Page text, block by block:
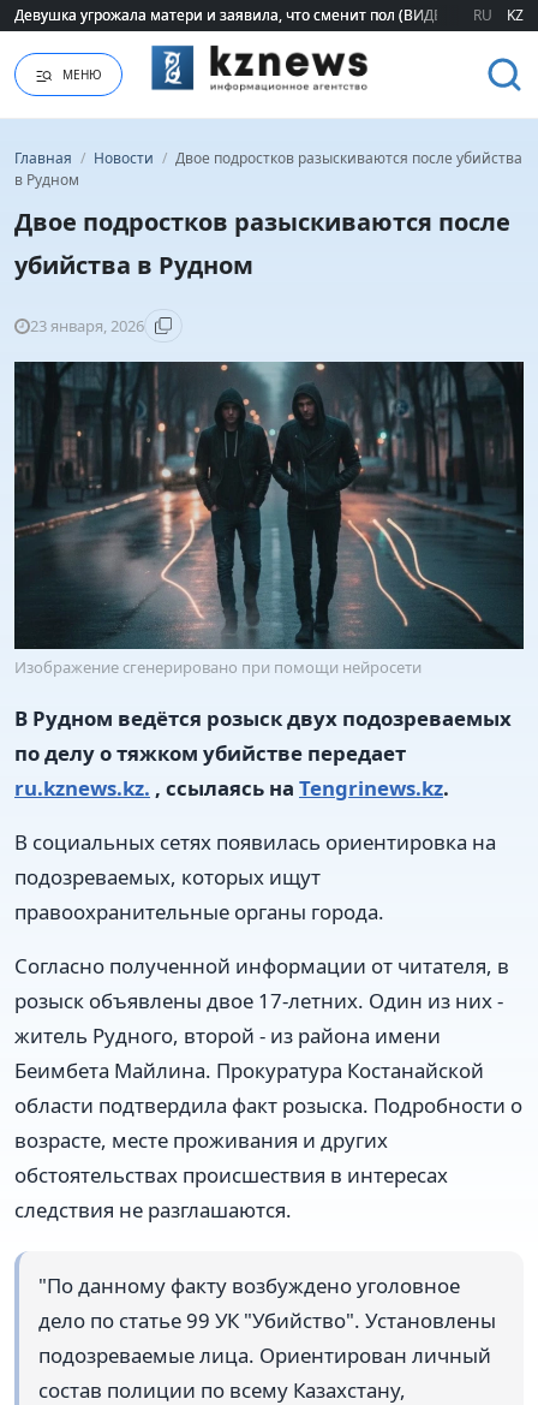
Девушка угрожала матери и заявила, что сменит пол (ВИДЕО)
Девушка угрожала матери и заявила, что сменит пол (ВИДЕО) RU KZ
МЕНЮ
Главная / Новости / Двое подростков разыскиваются после убийства
в Рудном
Двое подростков разыскиваются после
убийства в Рудном
23 января, 2026
Изображение сгенерировано при помощи нейросети
В Рудном ведётся розыск двух подозреваемых
по делу о тяжком убийстве передает
ru.kznews.kz. , ссылаясь на Tengrinews.kz.
В социальных сетях появилась ориентировка на
подозреваемых, которых ищут
правоохранительные органы города.
Согласно полученной информации от читателя, в
розыск объявлены двое 17-летних. Один из них -
житель Рудного, второй - из района имени
Беимбета Майлина. Прокуратура Костанайской
области подтвердила факт розыска. Подробности о
возрасте, месте проживания и других
обстоятельствах происшествия в интересах
следствия не разглашаются.
"По данному факту возбуждено уголовное
дело по статье 99 УК "Убийство". Установлены
подозреваемые лица. Ориентирован личный
состав полиции по всему Казахстану,